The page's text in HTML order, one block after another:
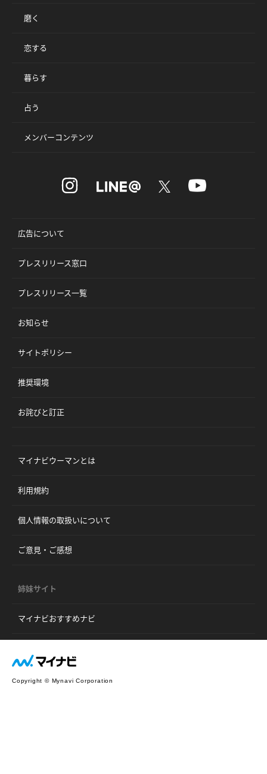
磨く
恋する
暮らす
占う
メンバーコンテンツ
広告について
プレスリリース窓口
プレスリリース一覧
お知らせ
サイトポリシー
推奨環境
お詫びと訂正
マイナビウーマンとは
利用規約
個人情報の取扱いについて
ご意見・ご感想
姉妹サイト
マイナビおすすめナビ
Copyright © Mynavi Corporation